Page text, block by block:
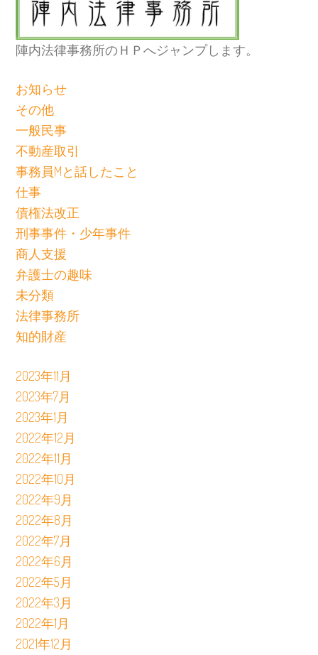
陣内法律事務所のＨＰへジャンプします。
お知らせ
その他
一般民事
不動産取引
事務員Mと話したこと
仕事
債権法改正
刑事事件・少年事件
商人支援
弁護士の趣味
未分類
法律事務所
知的財産
2023年11月
2023年7月
2023年1月
2022年12月
2022年11月
2022年10月
2022年9月
2022年8月
2022年7月
2022年6月
2022年5月
2022年3月
2022年1月
2021年12月